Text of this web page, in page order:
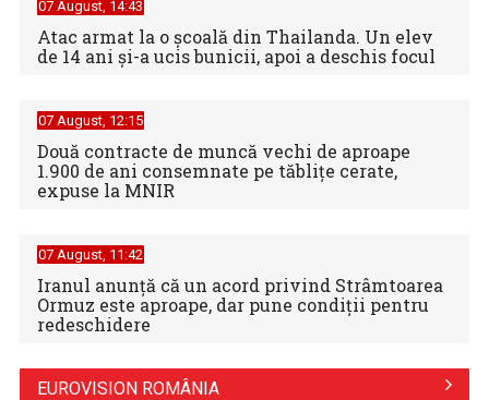
07 August, 14:43
Atac armat la o școală din Thailanda. Un elev
de 14 ani și-a ucis bunicii, apoi a deschis focul
07 August, 12:15
Două contracte de muncă vechi de aproape
1.900 de ani consemnate pe tăblițe cerate,
expuse la MNIR
07 August, 11:42
Iranul anunță că un acord privind Strâmtoarea
Ormuz este aproape, dar pune condiții pentru
redeschidere
EUROVISION ROMÂNIA